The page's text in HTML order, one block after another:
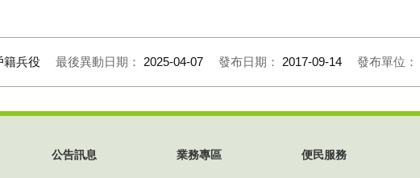
籍兵役 最後異動日期： 2025-04-07 發布日期： 2017-09-14 發布單位：
公告訊息 業務專區 便民服務